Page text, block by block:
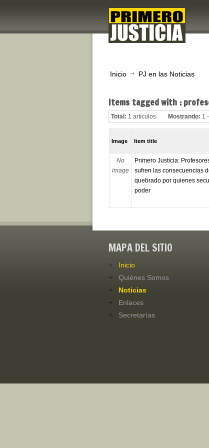
Inicio PJ en las Noticias
Items tagged with :
Total: 1 artículos Mostrando: 1
Image Item title
No
image
Primero Justicia:
sufren las consecuencias
quebrado por quienes
poder
MAPA DEL SITIO
Inicio
Quiénes Somos
Noticias
Enlaces
Secretarías